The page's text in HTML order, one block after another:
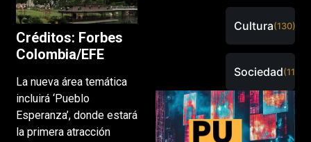
Créditos: Forbes
Colombia/EFE
La nueva área temática
incluirá ‘Pueblo
Esperanza’, donde estará
la primera atracción
Cultura(130)
Sociedad(115)